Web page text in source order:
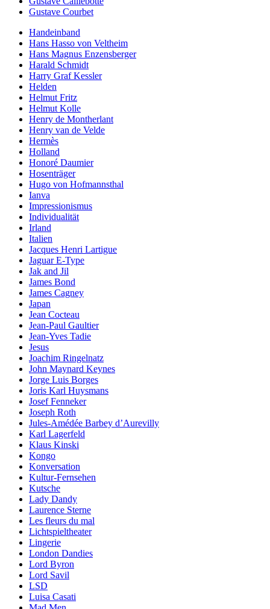
Gustave Courbet
Handeinband
Hans Hasso von Veltheim
Hans Magnus Enzensberger
Harald Schmidt
Harry Graf Kessler
Helden
Helmut Fritz
Helmut Kolle
Henry de Montherlant
Henry van de Velde
Hermès
Holland
Honoré Daumier
Hosenträger
Hugo von Hofmannsthal
Ianva
Impressionismus
Individualität
Irland
Italien
Jacques Henri Lartigue
Jaguar E-Type
Jak and Jil
James Bond
James Cagney
Japan
Jean Cocteau
Jean-Paul Gaultier
Jean-Yves Tadie
Jesus
Joachim Ringelnatz
John Maynard Keynes
Jorge Luis Borges
Joris Karl Huysmans
Josef Fenneker
Joseph Roth
Jules-Amédée Barbey d’Aurevilly
Karl Lagerfeld
Klaus Kinski
Kongo
Konversation
Kultur-Fernsehen
Kutsche
Lady Dandy
Laurence Sterne
Les fleurs du mal
Lichtspieltheater
Lingerie
London Dandies
Lord Byron
Lord Savil
LSD
Luisa Casati